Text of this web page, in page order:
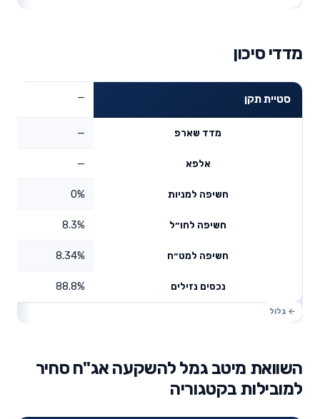
מדדי סיכון
סטיית תקן —
מדד שארפ —
אלפא —
חשיפה למניות 0%
חשיפה לחו״ל 8.3%
חשיפה למט״ח 8.34%
נכסים נזילים 88.8%
השוואת מיטב גמל להשקעה אג"ח סחיר
למובילות בקטגוריה